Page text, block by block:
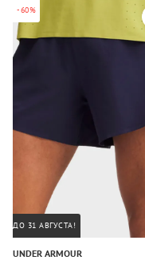
-60%
ДО 31 АВГУСТА!
UNDER ARMOUR